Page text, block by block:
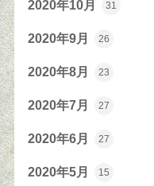
2020年10月 31
2020年9月 26
2020年8月 23
2020年7月 27
2020年6月 27
2020年5月 15